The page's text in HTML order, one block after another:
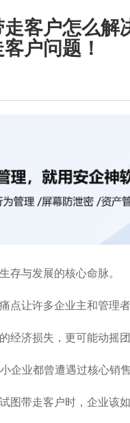
客户怎么解
户问题！
存与发展的核心命脉。
点让许多企业主和管理
经济损失，更可能动摇
企业都曾遭遇过核心销
图带走客户时，企业该